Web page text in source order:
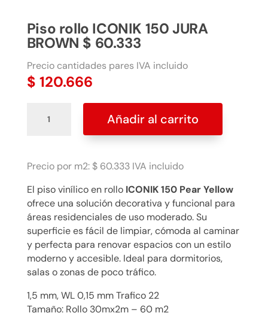
Piso rollo ICONIK 150 JURA
BROWN $ 60.333
Precio cantidades pares IVA incluido
$ 120.666
JURA
$
60.333
cantidad
Añadir al carrito
Precio por m2: $ 60.333 IVA incluido
El piso vinílico en rollo ICONIK 150 Pear Yellow
ofrece una solución decorativa y funcional para
áreas residenciales de uso moderado. Su
superficie es fácil de limpiar, cómoda al caminar
y perfecta para renovar espacios con un estilo
moderno y accesible. Ideal para dormitorios,
salas o zonas de poco tráfico.
1,5 mm, WL 0,15 mm Trafico 22
Tamaño: Rollo 30mx2m – 60 m2